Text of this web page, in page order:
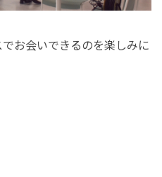
お会いできるのを楽しみに